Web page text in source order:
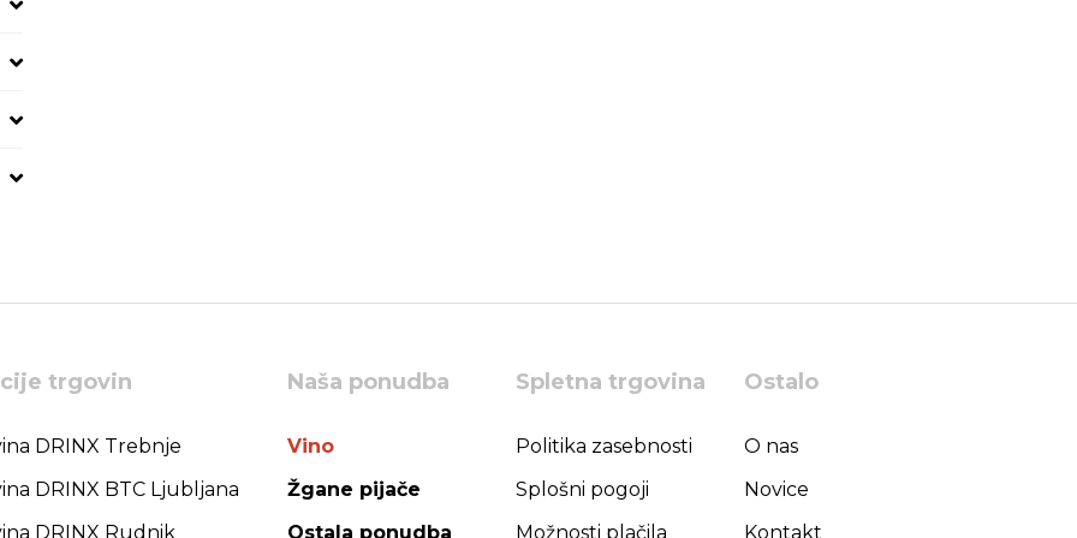
trgovin
DRINX Trebnje
DRINX BTC Ljubljana
DRINX Rudnik
Naša ponudba
Vino
Žgane pijače
Ostala ponudba
Spletna trgovina
Politika zasebnosti
Splošni pogoji
Možnosti plačila
Ostalo
O nas
Novice
Kontakt